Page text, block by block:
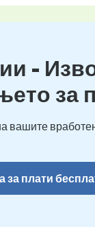
-
за
вашите
за плати